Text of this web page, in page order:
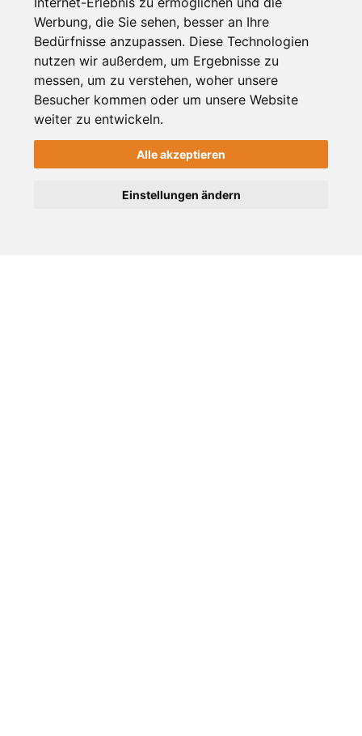
Werbung, die Sie sehen, besser an Ihre
Bedürfnisse anzupassen. Diese Technologien
nutzen wir außerdem, um Ergebnisse zu
messen, um zu verstehen, woher unsere
Besucher kommen oder um unsere Website
weiter zu entwickeln.
Alle akzeptieren
Einstellungen ändern
Info
gelistet seit 13 Jahren
Profil verifiziert
Tags
Bäckerei
ID: 52